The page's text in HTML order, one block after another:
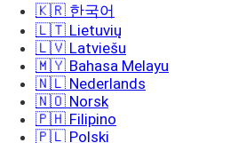
🇰🇷 한국어
🇱🇹 Lietuvių
🇱🇻 Latviešu
🇲🇾 Bahasa Melayu
🇳🇱 Nederlands
🇳🇴 Norsk
🇵🇭 Filipino
🇵🇱 Polski